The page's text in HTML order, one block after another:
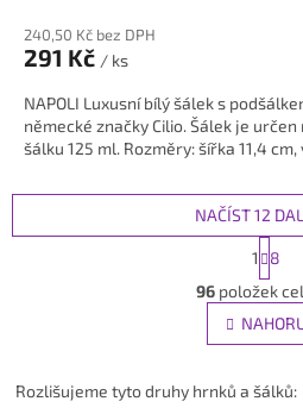
240,50 Kč bez DPH
291 Kč / ks
NAPOLI Luxusní bílý šálek s
německé značky Cilio. Šálek je
šálku 125 ml. Rozměry: šířka 11,4 cm,
O
v
l
á
a
NAČÍST 12
S
t
r
á
n
k
v
1
8
96 položek
Rozlišujeme tyto druhy hrnků a šálků: